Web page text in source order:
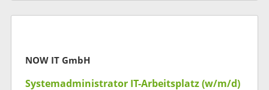
NOW IT GmbH
Systemadministrator IT-Arbeitsplatz (w/m/d)